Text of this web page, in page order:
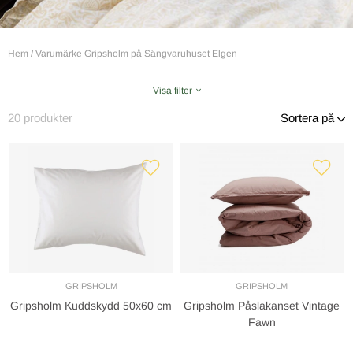
Hem / Varumärke Gripsholm på Sängvaruhuset Elgen
Visa filter
20 produkter Sortera på
GRIPSHOLM
Gripsholm Kuddskydd 50x60 cm
GRIPSHOLM
Gripsholm Påslakanset Vintage
Fawn